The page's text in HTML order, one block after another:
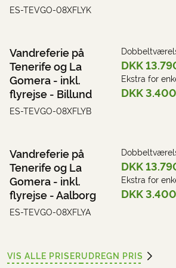
ES-TEVGO-08XFLYK
Vandreferie på
Tenerife og La
Gomera - inkl.
flyrejse - Billund
ES-TEVGO-08XFLYB
Vandreferie på
Tenerife og La
Gomera - inkl.
flyrejse - Aalborg
ES-TEVGO-08XFLYA
DKK
Ekstra for
DKK
DKK
Ekstra for
DKK
VIS ALLE PRISERUDREGN PRIS